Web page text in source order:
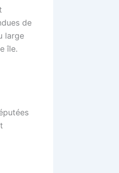
de
large
île.